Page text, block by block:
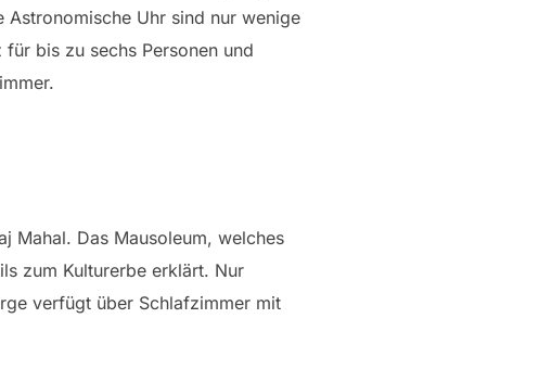
Uhr sind nur wenige
bis zu sechs Personen und
Mahal. Das Mausoleum, welches
zum Kulturerbe erklärt. Nur
verfügt über Schlafzimmer mit